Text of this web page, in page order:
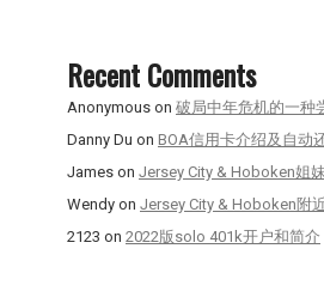
Recent Comments
Anonymous on 破局中年危机的一种
Danny Du on BOA信用卡介绍及自动
James on Jersey City & Hoboken姐
Wendy on Jersey City & Hoboken附
2123 on 2022版solo 401k开户和简介